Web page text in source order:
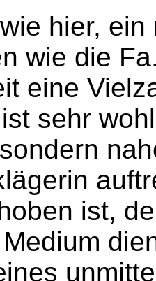
hier,
wie die
eine
sehr
ist,